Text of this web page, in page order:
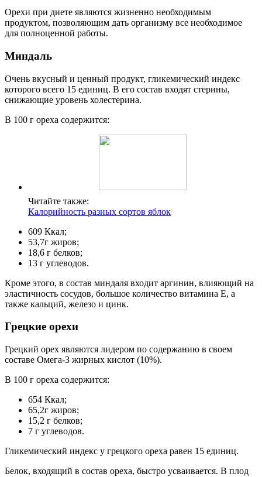
Орехи при диете являются жизненно необходимым
продуктом, позволяющим дать организму все необходимое
для полноценной работы.
Миндаль
Очень вкусный и ценный продукт, гликемический индекс
которого всего 15 единиц. В его состав входят стерины,
снижающие уровень холестерина.
В 100 г ореха содержится:
Читайте также:
Калорийность разных сортов яблок
609 Ккал;
53,7г жиров;
18,6 г белков;
13 г углеводов.
Кроме этого, в состав миндаля входит аргинин, влияющий на
эластичность сосудов, большое количество витамина Е, а
также кальций, железо и цинк.
Грецкие орехи
Грецкий орех являются лидером по содержанию в своем
составе Омега-3 жирных кислот (10%).
В 100 г ореха содержится:
654 Ккал;
65,2г жиров;
15,2 г белков;
7 г углеводов.
Гликемический индекс у грецкого ореха равен 15 единиц.
Белок, входящий в состав ореха, быстро усваивается. В плод